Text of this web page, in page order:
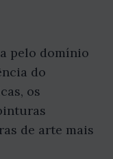
pelo domínio
do
os
de arte mais